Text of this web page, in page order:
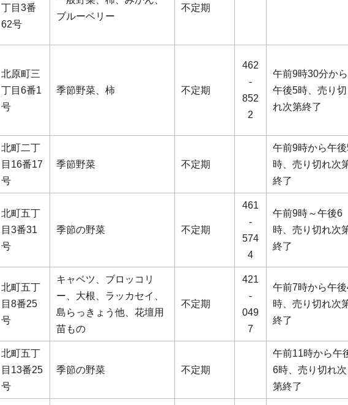
丁目3番
62号
ブルーベリー
不定期
北原町三
丁目6番1
号
季節野菜、柿 不定期
462
-
852
2
午前9時30分から
午後5時、売り切
れ次第終了
北町二丁
目16番17
号
季節野菜 不定期
午前9時から午
時、売り切れ次
終了
北町五丁
目3番31
号
季節の野菜 不定期
461
-
574
4
午前9時～午後6
時、売り切れ次
終了
北町五丁
目8番25
号
キャベツ、ブロッコリ
ー、大根、ラッカセイ、
島らっきょう他、花壇用
苗もの
不定期
421
-
049
7
午前7時から午
時、売り切れ次
終了
北町五丁
目13番25
号
季節の野菜 不定期
午前11時から午
6時、売り切れ次
第終了